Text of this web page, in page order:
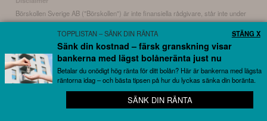
Börskollen Sverige AB ("Börskollen") är inte finansiella rådgivare, står inte under
finansinspektionens tillsyn och ger inga råd till dig. Detta innebär att
investeringsbeslut baserade på information som direkt eller indirekt härrörande
från Börskollen eller personer med koppling till Börskollen, alltid fattas
självständigt av investeraren. Börskollen frånsäger sig allt ansvar för eventuell
förlust eller skada av vad slag det må vara som grundar sig på användandet av
material härrörande från tjänsten Börskollen.
Börskollen Sverige AB. All rights reserved.
📱 Appen av börsnördar, för börsnördar
TOPPLISTAN – SÄNK DIN RÄNTA
Sänk din kostnad – färsk granskning visar
bankerna med lägst bolåneränta just nu
Betalar du onödigt hög ränta för ditt bolån? Här är bankerna med lägsta
räntorna idag – och bästa tipsen på hur du lyckas sänka din boränta.
SÄNK DIN RÄNTA
STÄNG X